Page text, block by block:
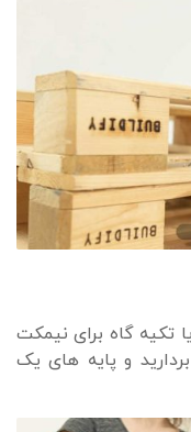
تکیه گاه برای نیمکت
و پایه های یک